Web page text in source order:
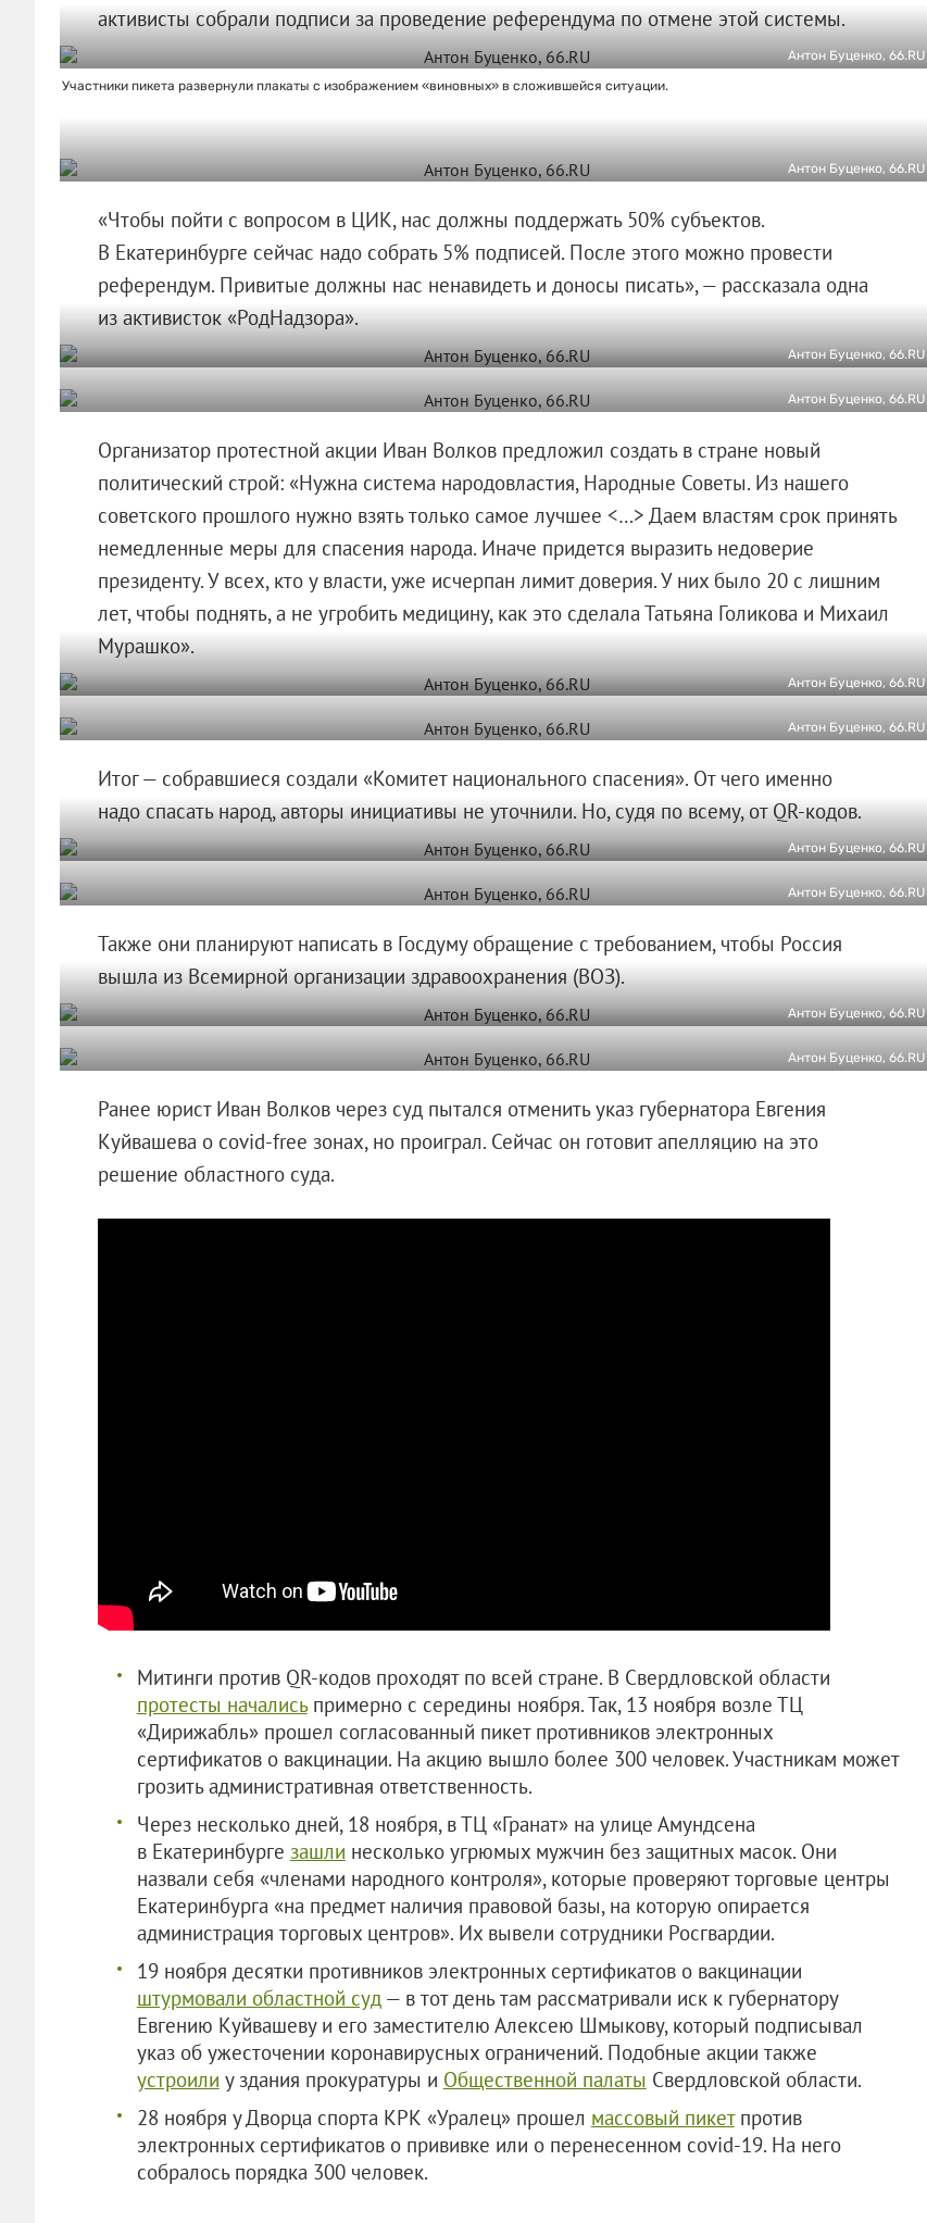
активисты собрали подписи за проведение референдума по отмене этой системы.
Антон Буценко, 66.RU
Участники пикета развернули плакаты с изображением «виновных» в сложившейся ситуации.
Антон Буценко, 66.RU
«Чтобы пойти с вопросом в ЦИК, нас должны поддержать 50% субъектов.
В Екатеринбурге сейчас надо собрать 5% подписей. После этого можно провести
референдум. Привитые должны нас ненавидеть и доносы писать», — рассказала одна
из активисток «РодНадзора».
Антон Буценко, 66.RU
Антон Буценко, 66.RU
Организатор протестной акции Иван Волков предложил создать в стране новый
политический строй: «Нужна система народовластия, Народные Советы. Из нашего
советского прошлого нужно взять только самое лучшее <…> Даем властям срок принять
немедленные меры для спасения народа. Иначе придется выразить недоверие
президенту. У всех, кто у власти, уже исчерпан лимит доверия. У них было 20 с лишним
лет, чтобы поднять, а не угробить медицину, как это сделала Татьяна Голикова и Михаил
Мурашко».
Антон Буценко, 66.RU
Антон Буценко, 66.RU
Итог — собравшиеся создали «Комитет национального спасения». От чего именно
надо спасать народ, авторы инициативы не уточнили. Но, судя по всему, от QR-кодов.
Антон Буценко, 66.RU
Антон Буценко, 66.RU
Также они планируют написать в Госдуму обращение с требованием, чтобы Россия
вышла из Всемирной организации здравоохранения (ВОЗ).
Антон Буценко, 66.RU
Антон Буценко, 66.RU
Ранее юрист Иван Волков через суд пытался отменить указ губернатора Евгения
Куйвашева о covid-free зонах, но проиграл. Сейчас он готовит апелляцию на это
решение областного суда.
Митинги против QR-кодов проходят по всей стране. В Свердловской области
протесты началисьпримерно с середины ноября. Так, 13 ноября возле ТЦ
«Дирижабль» прошел согласованный пикет противников электронных
сертификатов о вакцинации. На акцию вышло более 300 человек. Участникам может
грозить административная ответственность.
Через несколько дней, 18 ноября, в ТЦ «Гранат» на улице Амундсена
в Екатеринбурге зашли несколько угрюмых мужчин без защитных масок. Они
назвали себя «членами народного контроля», которые проверяют торговые центры
Екатеринбурга «на предмет наличия правовой базы, на которую опирается
администрация торговых центров». Их вывели сотрудники Росгвардии.
19 ноября десятки противников электронных сертификатов о вакцинации
штурмовали областной суд — в тот день там рассматривали иск к губернатору
Евгению Куйвашеву и его заместителю Алексею Шмыкову, который подписывал
указ об ужесточении коронавирусных ограничений. Подобные акции также
устроили у здания прокуратуры и Общественной палаты Свердловской области.
28 ноября у Дворца спорта КРК «Уралец» прошел массовый пикетпротив
электронных сертификатов о прививке или о перенесенном covid-19. На него
собралось порядка 300 человек.